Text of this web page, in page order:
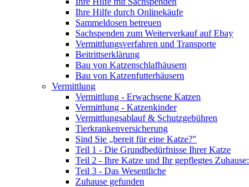
Ihre Hilfe durch Onlinekäufe
Sammeldosen betreuen
Sachspenden zum Weiterverkauf auf Ebay
Vermittlungsverfahren und Transporte
Beitrittserklärung
Bau von Katzenschlafhäusern
Bau von Katzenfutterhäusern
Vermittlung
Vermittlung - Erwachsene Katzen
Vermittlung - Katzenkinder
Vermittlungsablauf & Schutzgebühren
Tierkrankenversicherung
Sind Sie „bereit für eine Katze?"
Teil 1 - Die Grundbedürfnisse Ihrer Katze
Teil 2 - Ihre Katze und Ihr gepflegtes Zuhause:
Teil 3 - Das Wesentliche
Zuhause gefunden